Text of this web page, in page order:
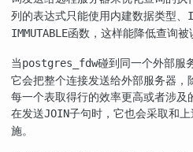
列的表达式只能使用内建数据类型、
IMMUTABLE函数，这样能降低查询被
当postgres_fdw碰到同一个外部服
它会把整个连接发送给外部服务器
每一个表取得行的效率更高或者涉及
在发送JOIN子句时，它也会采取和上
施。